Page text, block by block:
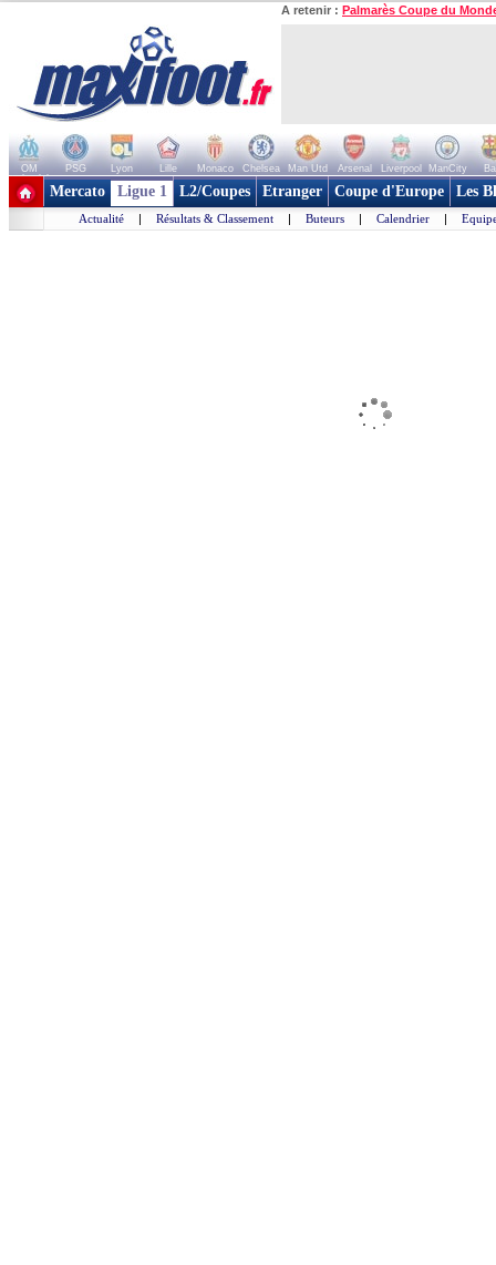
A retenir : Palmarès Coupe du
OM PSG Lyon Lille Monaco Chelsea Man Utd Arsenal Liverpool ManCity
+ de clubs
Mercato Ligue 1 L2/Coupes Etranger Coupe d'Europe Les
Actualité | Résultats & Classement | Buteurs | Calendrier |